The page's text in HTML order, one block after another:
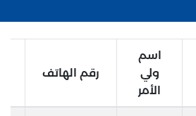
اسم
ولي
الأمر
رقم الهاتف